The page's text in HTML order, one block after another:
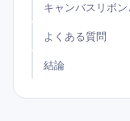
キャンバスリボ
よくある質問
結論